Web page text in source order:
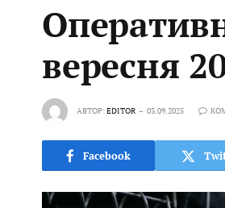
вересня
АВТОР:EDITOR 03.09.2025
Facebook